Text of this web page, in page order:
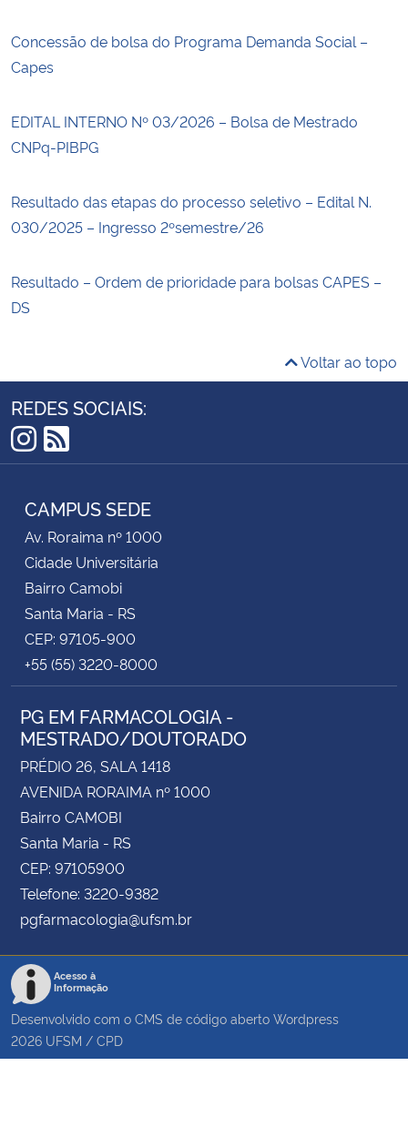
Concessão de bolsa do Programa Demanda Social –
Capes
EDITAL INTERNO Nº 03/2026 – Bolsa de Mestrado
CNPq-PIBPG
Resultado das etapas do processo seletivo – Edital N.
030/2025 – Ingresso 2ºsemestre/26
Resultado – Ordem de prioridade para bolsas CAPES –
DS
Voltar ao topo
REDES SOCIAIS:
Instagram
RSS
CAMPUS SEDE
Av. Roraima nº 1000
Cidade Universitária
Bairro Camobi
Santa Maria - RS
CEP: 97105-900
+55 (55) 3220-8000
PG EM FARMACOLOGIA -
MESTRADO/DOUTORADO
PRÉDIO 26, SALA 1418
AVENIDA RORAIMA nº 1000
Bairro CAMOBI
Santa Maria - RS
CEP: 97105900
Telefone: 3220-9382
pgfarmacologia@ufsm.br
Acesso à
Informação
Desenvolvido com o CMS de código aberto Wordpress
2026 UFSM / CPD